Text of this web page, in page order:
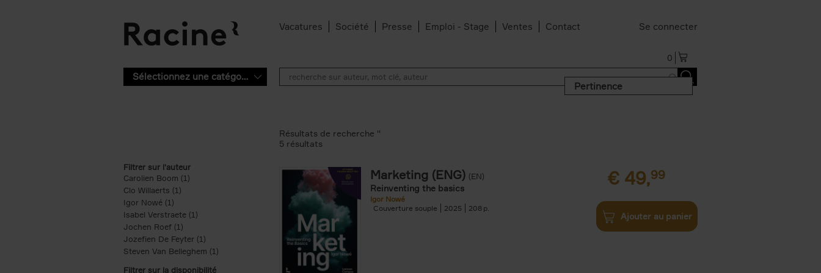
Vacatures Société Presse Emploi - Stage Ventes Contact Se connecter
0
Sélectionnez une catégorie
Pertinence
Filtrer sur l'auteur
Carolien Boom (1)
Clo Willaerts (1)
Igor Nowé (1)
Isabel Verstraete (1) Apply Isabel Verstraete filter
Jochen Roef (1)
Jozefien De Feyter (1) Apply Jozefien De Feyter filter
Steven Van Belleghem (1) Apply Steven Van Belleghem filter
Filtrer sur la disponibilité
Résultats de recherche ''
5 résultats
Marketing (ENG) (EN)
Reinventing the basics
Igor Nowé
Couverture souple
2025 208
€ 49,99
Ajouter au panier